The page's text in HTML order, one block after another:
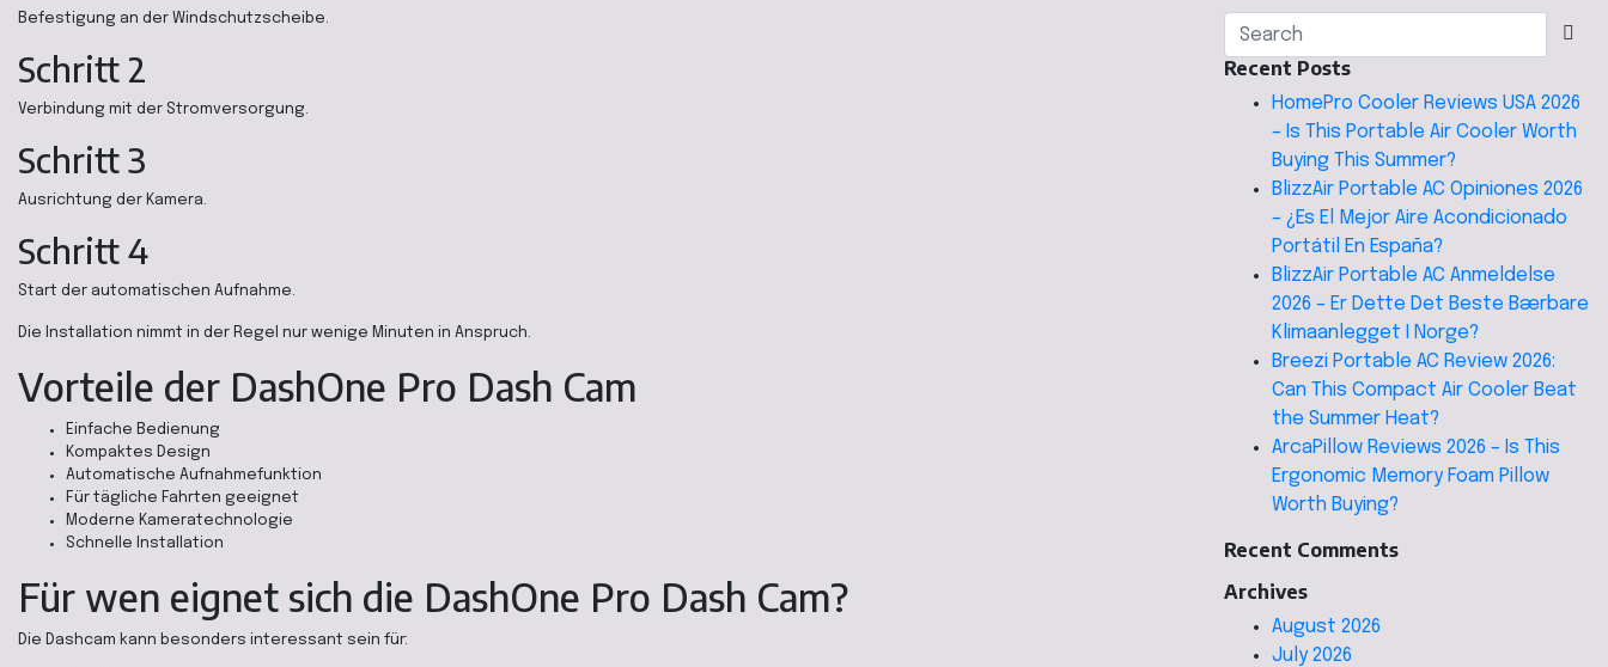
Befestigung an der Windschutzscheibe.
Schritt 2
Verbindung mit der Stromversorgung.
Schritt 3
Ausrichtung der Kamera.
Schritt 4
Start der automatischen Aufnahme.
Die Installation nimmt in der Regel nur wenige Minuten in Anspruch.
Vorteile der DashOne Pro Dash Cam
Einfache Bedienung
Kompaktes Design
Automatische Aufnahmefunktion
Für tägliche Fahrten geeignet
Moderne Kameratechnologie
Schnelle Installation
Für wen eignet sich die DashOne Pro Dash Cam?
Die Dashcam kann besonders interessant sein für:
Recent Posts
HomePro Cooler Reviews USA 2026
– Is This Portable Air Cooler Worth
Buying This Summer?
BlizzAir Portable AC Opiniones 2026
– ¿Es El Mejor Aire Acondicionado
Portátil En España?
BlizzAir Portable AC Anmeldelse
2026 – Er Dette Det Beste Bærbare
Klimaanlegget I Norge?
Breezi Portable AC Review 2026:
Can This Compact Air Cooler Beat
the Summer Heat?
ArcaPillow Reviews 2026 – Is This
Ergonomic Memory Foam Pillow
Worth Buying?
Recent Comments
Archives
August 2026
July 2026